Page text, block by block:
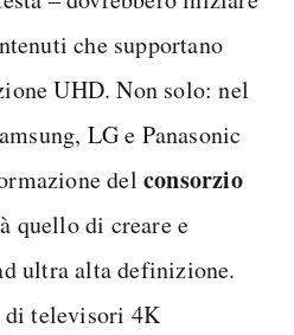
che supportano
UHD. Non solo: nel
LG e Panasonic
delconsorzio
quello di creare e
ultra alta definizione.
televisori 4K